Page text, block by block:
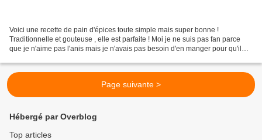
Voici une recette de pain d'épices toute simple mais super bonne !
Traditionnelle et gouteuse , elle est parfaite ! Moi je ne suis pas fan parce
que je n'aime pas l'anis mais je n'avais pas besoin d'en manger pour qu'il
Page suivante >
Hébergé par Overblog
Top articles